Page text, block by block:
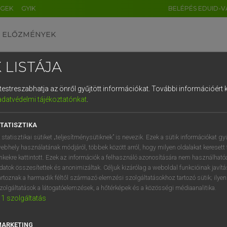
GYIK BELÉPÉS EDUID-
ELŐZMÉNYEK
szótár
VAN ELŐFIZETÉSED?
megtekintéséhez.
LISTÁJA
az önről gyűjtött információkat. További információért
tájékoztatónkat.
statisztikai sütiket „teljesítménysütiknek” is nevezik. Ezek a sütik információkat
használatának módjáról, többek között arról, hogy milyen oldalakat keresett
kattintott. Ezek az információk a felhasználó azonosítására nem
összesítettek és anonimizáltak. Céljuk kizárólag a weboldal funkcióinak
a harmadik féltől származó elemzési szolgáltatásokhoz tartozó sütik;
a látogatóelemzések, a hőtérképek és a közösségi médiaanalitika.
1 szolgáltatás
DE CN FR ES IT NL
1 2 3 4 5 6 7 8 9
q w e r t z u i
a s d f g h j k l é
í y x c v b n m , .